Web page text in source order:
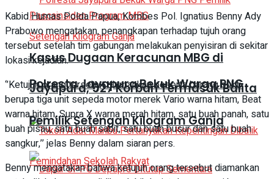
Kasus Dugaan Keracunan MBG di
Jayapura, 527 Korban Termasuk Balita
Polresta Jayapura Bekuk Warga PNG
Pemilik Setengah Kilogram Ganja
Kabid Humas Polda Papua, Kombes Pol. Ignatius Benny Ady
Prabowo mengatakan, penangkapan terhadap tujuh orang
tersebut setelah tim gabungan melakukan penyisiran di sekitar
lokasi kejadian.
‘’Ketujuh orang tersebut diamankan beserta barang bukti
berupa tiga unit sepeda motor merek Vario warna hitam, Beat
warna hitam, Supra X warna merah hitam, satu buah panah, satu
buah pisau, satu buah sabit, satu buah busur dan satu buah
sangkur,’’ jelas Benny dalam siaran pers.
Benny mengatakan bahwa ketujuh orang tersebut diamankan